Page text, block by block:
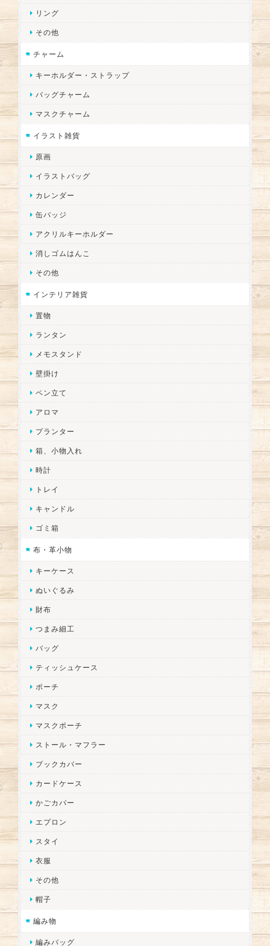
リング
その他
チャーム
キーホルダー・ストラップ
バッグチャーム
マスクチャーム
イラスト雑貨
原画
イラストバッグ
カレンダー
缶バッジ
アクリルキーホルダー
消しゴムはんこ
その他
インテリア雑貨
置物
ランタン
メモスタンド
壁掛け
ペン立て
アロマ
プランター
箱、小物入れ
時計
トレイ
キャンドル
ゴミ箱
布・革小物
キーケース
ぬいぐるみ
財布
つまみ細工
バッグ
ティッシュケース
ポーチ
マスク
マスクポーチ
ストール・マフラー
ブックカバー
カードケース
かごカバー
エプロン
スタイ
衣服
その他
帽子
編み物
編みバッグ